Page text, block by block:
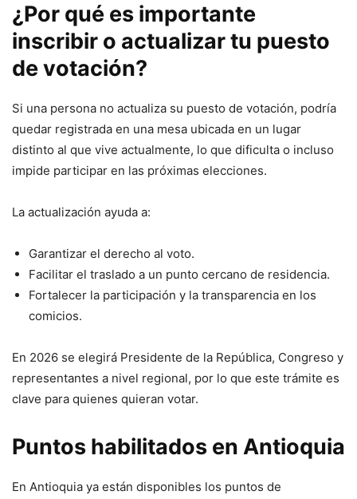
¿Por qué es importante
inscribir o actualizar tu puesto
de votación?
Si una persona no actualiza su puesto de votación, podría
quedar registrada en una mesa ubicada en un lugar
distinto al que vive actualmente, lo que dificulta o incluso
impide participar en las próximas elecciones.
La actualización ayuda a:
Garantizar el derecho al voto.
Facilitar el traslado a un punto cercano de residencia.
Fortalecer la participación y la transparencia en los
comicios.
En 2026 se elegirá Presidente de la República, Congreso y
representantes a nivel regional, por lo que este trámite es
clave para quienes quieran votar.
Puntos habilitados en Antioquia
En Antioquia ya están disponibles los puntos de